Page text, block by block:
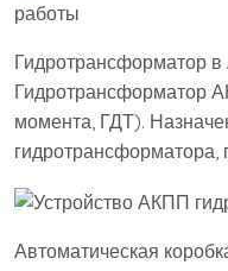
Гидротрансформатор в
Гидротрансформатор
момента, ГДТ).
гидротрансформатора,
Автоматическая